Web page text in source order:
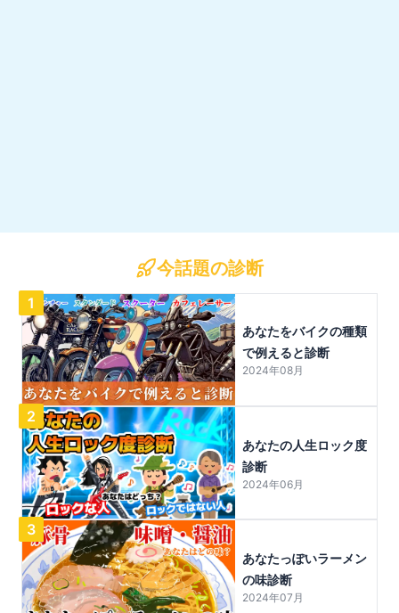
今話題の診断
1
あなたをバイクの種類
で例えると診断
2024年08月
2
あなたの人生ロック度
診断
2024年06月
3
あなたっぽいラーメン
の味診断
2024年07月